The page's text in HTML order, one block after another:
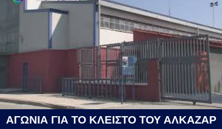
ΑΓΩΝΙΑ ΓΙΑ ΤΟ ΚΛΕΙΣΤΟ ΤΟΥ ΑΛΚΑΖΑΡ